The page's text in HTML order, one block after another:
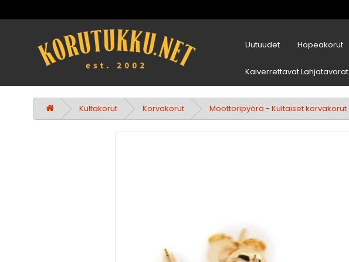
Uutuudet Hopeakorut
Kaiverrettavat Lahjatavarat
Kultakorut Korvakorut Moottoripyörä - Kultaiset korvakorut